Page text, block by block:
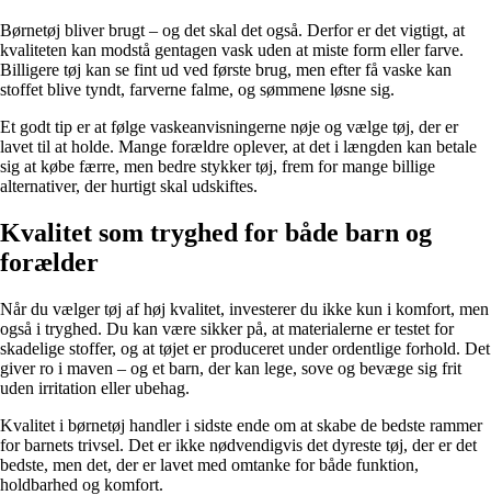
Børnetøj bliver brugt – og det skal det også. Derfor er det vigtigt, at
kvaliteten kan modstå gentagen vask uden at miste form eller farve.
Billigere tøj kan se fint ud ved første brug, men efter få vaske kan
stoffet blive tyndt, farverne falme, og sømmene løsne sig.
Et godt tip er at følge vaskeanvisningerne nøje og vælge tøj, der er
lavet til at holde. Mange forældre oplever, at det i længden kan betale
sig at købe færre, men bedre stykker tøj, frem for mange billige
alternativer, der hurtigt skal udskiftes.
Kvalitet som tryghed for både barn og
forælder
Når du vælger tøj af høj kvalitet, investerer du ikke kun i komfort, men
også i tryghed. Du kan være sikker på, at materialerne er testet for
skadelige stoffer, og at tøjet er produceret under ordentlige forhold. Det
giver ro i maven – og et barn, der kan lege, sove og bevæge sig frit
uden irritation eller ubehag.
Kvalitet i børnetøj handler i sidste ende om at skabe de bedste rammer
for barnets trivsel. Det er ikke nødvendigvis det dyreste tøj, der er det
bedste, men det, der er lavet med omtanke for både funktion,
holdbarhed og komfort.